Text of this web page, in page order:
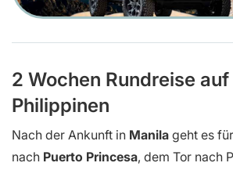
2 Wochen Rundreise
Philippinen
Nach der Ankunft in Manila geht es
nach Puerto Princesa, dem Tor nach